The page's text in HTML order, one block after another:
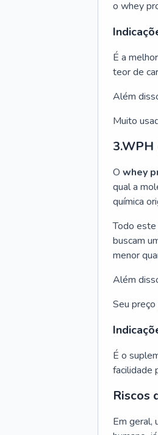
o whey
É a
teor de
Além
Muito
O whey
qual a
química
Todo
buscam
menor
Além
Seu
É o
facilidade
Riscos
Em geral,